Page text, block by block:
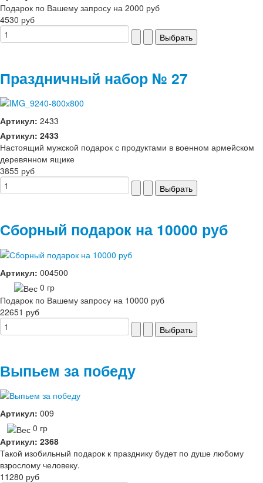
Подарок по Вашему запросу на 2000 руб
4530 руб
Праздничный набор № 27
Артикул: 2433
Артикул: 2433
Настоящий мужской подарок с продуктами в военном армейском
деревянном ящике
3855 руб
Сборный подарок на 10000 руб
Артикул: 004500
0 гр
Подарок по Вашему запросу на 10000 руб
22651 руб
Выпьем за победу
Артикул: 009
0 гр
Артикул: 2368
Такой изобильный подарок к празднику будет по душе любому
взрослому человеку.
11280 руб